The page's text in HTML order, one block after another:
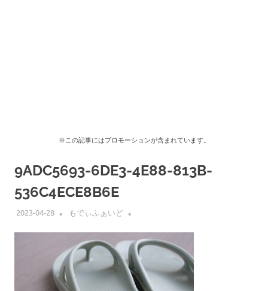
※この記事にはプロモーションが含まれています。
9ADC5693-6DE3-4E88-813B-
536C4ECE8B6E
2023-04-28 もでぃふぁいど